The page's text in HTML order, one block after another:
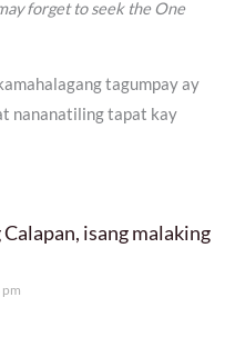
forget to seek the One
tagumpay ay
nananatiling tapat kay
isang malaking